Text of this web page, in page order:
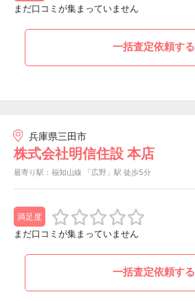
まだ口コミが集まっていません
一括査定依頼する
兵庫県三田市
株式会社明信住設 本店
最寄り駅：福知山線 「広野」駅 徒歩5分
満足度
まだ口コミが集まっていません
一括査定依頼する